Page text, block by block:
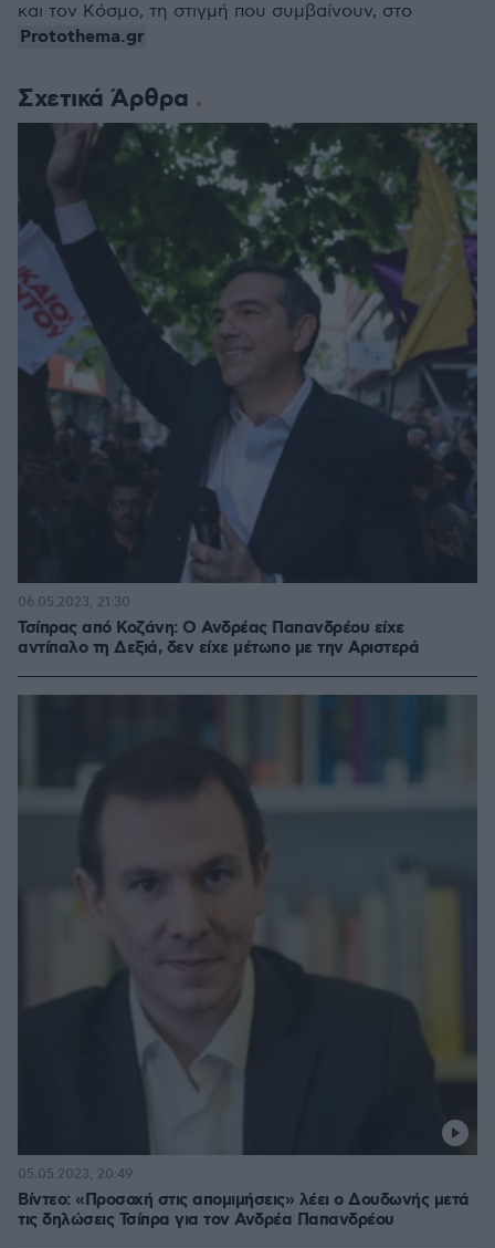
Σχετικά Άρθρα
Τσίπρας από Κοζάνη: Ο Ανδρέας Παπανδρέου είχε
αντίπαλο τη Δεξιά, δεν είχε μέτωπο με την Αριστερά
06.05.2023, 21:30
Βίντεο: «Προσοχή στις απομιμήσεις» λέει ο Δουδωνής μετά
τις δηλώσεις Τσίπρα για τον Ανδρέα Παπανδρέου
05.05.2023, 20:49
και τον Κόσμο, τη στιγμή που συμβαίνουν, στο
Protothema.gr